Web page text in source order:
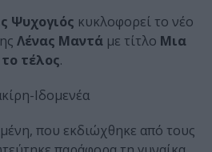
Ψυχογιός κυκλοφορεί το νέο
Λένας Μαντά με τίτλο Μια
τέλος.
Ιδομενέα
που εκδιώχθηκε από τους